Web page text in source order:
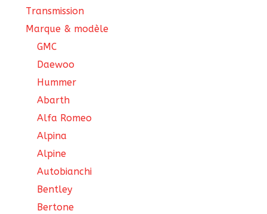
Transmission
Marque & modèle
GMC
Daewoo
Hummer
Abarth
Alfa Romeo
Alpina
Alpine
Autobianchi
Bentley
Bertone